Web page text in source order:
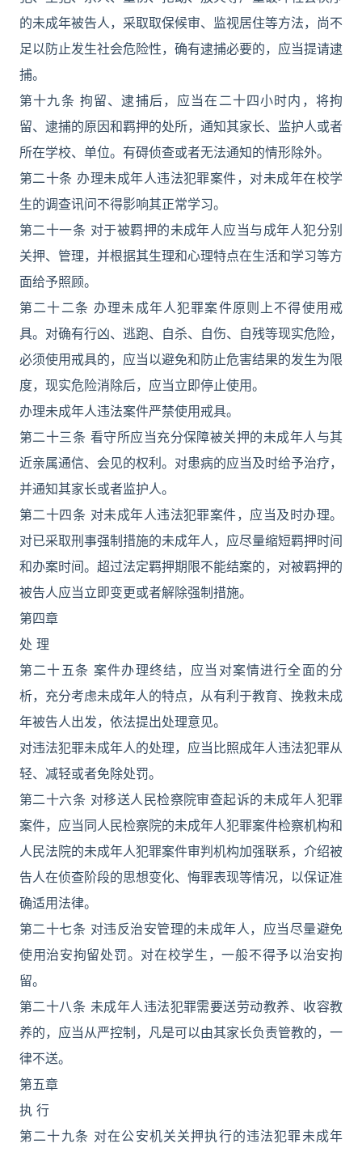
的未成年被告人，采取取保候审、监视居住等方法，尚不
足以防止发生社会危险性，确有逮捕必要的，应当提请逮
捕。
第十九条 拘留、逮捕后，应当在二十四小时内，将拘
留、逮捕的原因和羁押的处所，通知其家长、监护人或者
所在学校、单位。有碍侦查或者无法通知的情形除外。
第二十条 办理未成年人违法犯罪案件，对未成年在校学
生的调查讯问不得影响其正常学习。
第二十一条 对于被羁押的未成年人应当与成年人犯分别
关押、管理，并根据其生理和心理特点在生活和学习等方
面给予照顾。
第二十二条 办理未成年人犯罪案件原则上不得使用戒
具。对确有行凶、逃跑、自杀、自伤、自残等现实危险，
必须使用戒具的，应当以避免和防止危害结果的发生为限
度，现实危险消除后，应当立即停止使用。
办理未成年人违法案件严禁使用戒具。
第二十三条 看守所应当充分保障被关押的未成年人与其
近亲属通信、会见的权利。对患病的应当及时给予治疗，
并通知其家长或者监护人。
第二十四条 对未成年人违法犯罪案件，应当及时办理。
对已采取刑事强制措施的未成年人，应尽量缩短羁押时间
和办案时间。超过法定羁押期限不能结案的，对被羁押的
被告人应当立即变更或者解除强制措施。
第四章
处 理
第二十五条 案件办理终结，应当对案情进行全面的分
析，充分考虑未成年人的特点，从有利于教育、挽救未成
年被告人出发，依法提出处理意见。
对违法犯罪未成年人的处理，应当比照成年人违法犯罪从
轻、减轻或者免除处罚。
第二十六条 对移送人民检察院审查起诉的未成年人犯罪
案件，应当同人民检察院的未成年人犯罪案件检察机构和
人民法院的未成年人犯罪案件审判机构加强联系，介绍被
告人在侦查阶段的思想变化、悔罪表现等情况，以保证准
确适用法律。
第二十七条 对违反治安管理的未成年人，应当尽量避免
使用治安拘留处罚。对在校学生，一般不得予以治安拘
留。
第二十八条 未成年人违法犯罪需要送劳动教养、收容教
养的，应当从严控制，凡是可以由其家长负责管教的，一
律不送。
第五章
执 行
第二十九条 对在公安机关关押执行的违法犯罪未成年